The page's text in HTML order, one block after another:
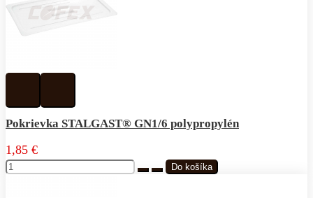
k
do
Pokrievka STALGAST® GN1/6 polypropylén
1,85 €